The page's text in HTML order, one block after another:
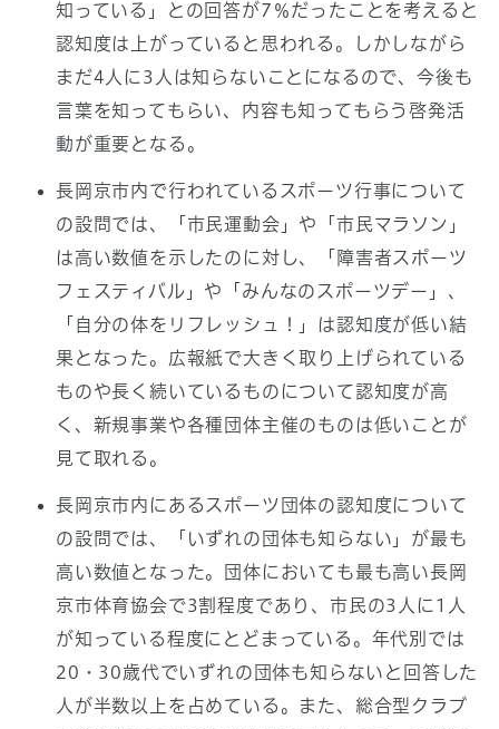
知っている」との回答が7％だったことを考えると
認知度は上がっていると思われる。しかしながら
まだ4人に3人は知らないことになるので、今後も
言葉を知ってもらい、内容も知ってもらう啓発活
動が重要となる。
長岡京市内で行われているスポーツ行事について
の設問では、「市民運動会」や「市民マラソン」
は高い数値を示したのに対し、「障害者スポーツ
フェスティバル」や「みんなのスポーツデー」、
「自分の体をリフレッシュ！」は認知度が低い結
果となった。広報紙で大きく取り上げられている
ものや長く続いているものについて認知度が高
く、新規事業や各種団体主催のものは低いことが
見て取れる。
長岡京市内にあるスポーツ団体の認知度について
の設問では、「いずれの団体も知らない」が最も
高い数値となった。団体においても最も高い長岡
京市体育協会で3割程度であり、市民の3人に1人
が知っている程度にとどまっている。年代別では
20・30歳代でいずれの団体も知らないと回答した
人が半数以上を占めている。また、総合型クラブ